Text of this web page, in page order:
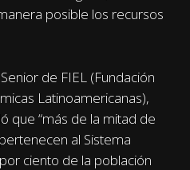
posible los recursos
de FIEL (Fundación
Latinoamericanas),
que “más de la mitad de
al Sistema
ciento de la población